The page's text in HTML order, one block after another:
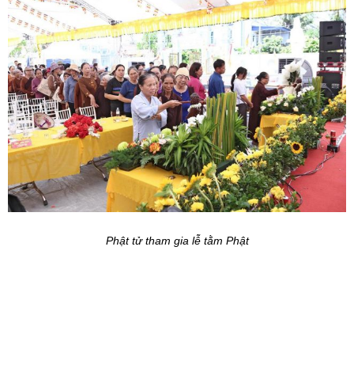
Phật tử tham gia lễ tằm Phật